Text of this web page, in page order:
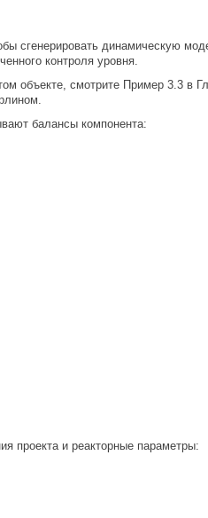
сгенерировать динамическую
контроля уровня.
объекте, смотрите Пример 3.3 в
балансы компонента:
проекта и реакторные параметры: